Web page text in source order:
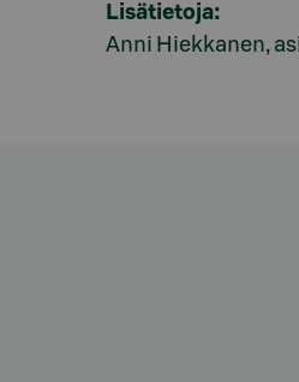
Lisätietoja:
Anni Hiekkanen,